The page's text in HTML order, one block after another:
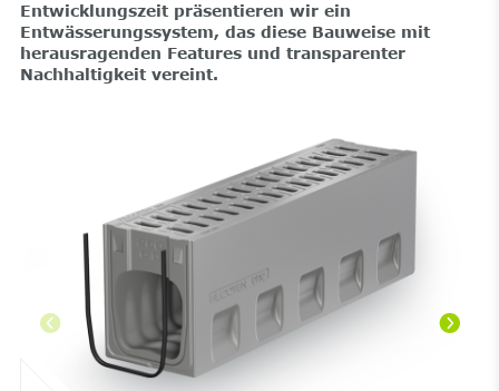
Entwicklungszeit präsentieren wir ein
Entwässerungssystem, das diese Bauweise mit
herausragenden Features und transparenter
Nachhaltigkeit vereint.